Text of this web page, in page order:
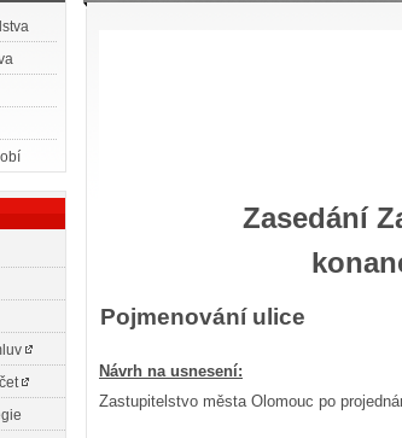
Zasedání
Pojmenování ulice
Návrh na usnesení:
Zastupitelstvo města Olomouc po